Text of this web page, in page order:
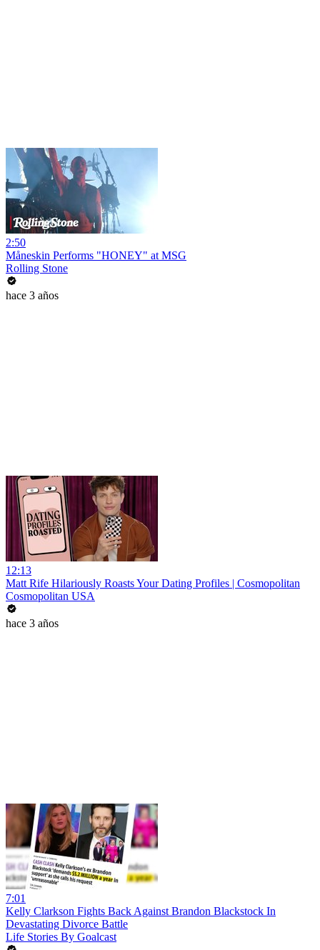
2:50
Måneskin Performs "HONEY" at MSG
Rolling Stone
hace 3 años
12:13
Matt Rife Hilariously Roasts Your Dating Profiles | Cosmopolitan
Cosmopolitan USA
hace 3 años
7:01
Kelly Clarkson Fights Back Against Brandon Blackstock In
Devastating Divorce Battle
Life Stories By Goalcast